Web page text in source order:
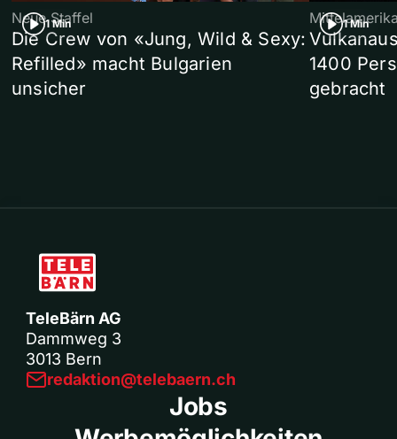
1 Min
Neue Staffel
Die Crew von «Jung, Wild & Sexy:
Refilled» macht Bulgarien
unsicher
1 Min
1400
gebracht
TeleBärn AG
Dammweg 3
3013 Bern
redaktion@telebaern.ch
Jobs